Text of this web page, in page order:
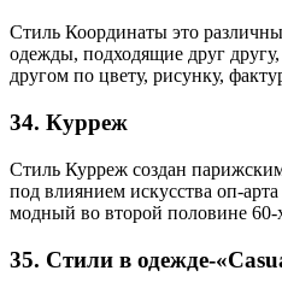
Стиль Координаты это
одежды, подходящие друг
другом по цвету, рисунку,
34. Курреж
Стиль Курреж создан
под влиянием искусства оп-
модный во второй половине 60-
35. Стили в одежде-